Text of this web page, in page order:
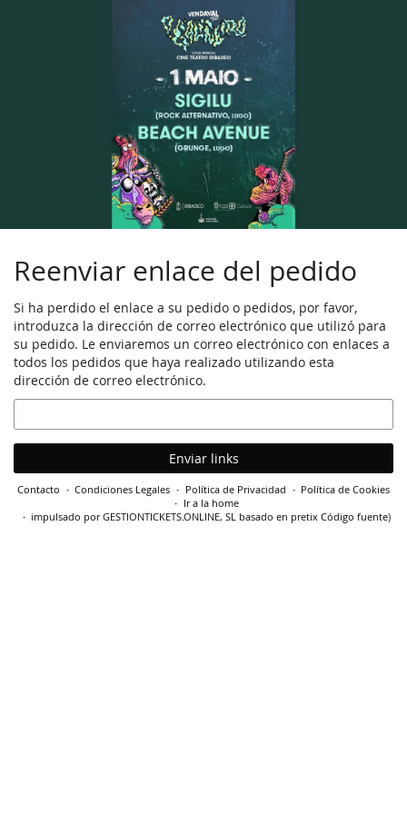
Reenviar enlace del pedido
Si ha perdido el enlace a su pedido o pedidos, por favor,
introduzca la dirección de correo electrónico que utilizó para
su pedido. Le enviaremos un correo electrónico con enlaces a
todos los pedidos que haya realizado utilizando esta
dirección de correo electrónico.
Correo
electrónico
Enviar links
Contacto Condiciones Legales Política de Privacidad
Política de Cookies
Ir a la home
impulsado por GESTIONTICKETS.ONLINE, SL basado en pretix Código fuente)